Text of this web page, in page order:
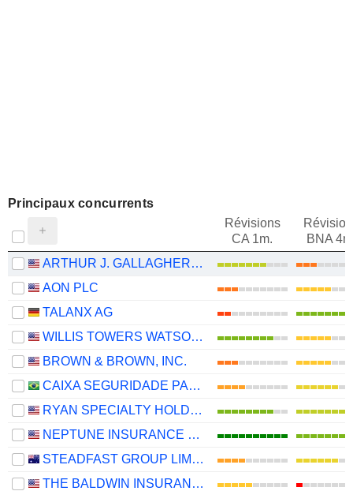
Principaux concurrents
Révisions
CA 1m.
BNA
ARTHUR J. GALLAGHER & CO.
AON PLC
TALANX AG
WILLIS TOWERS WATSON PUBLIC LIMITED COMPANY
BROWN & BROWN, INC.
CAIXA SEGURIDADE PARTICIPAÇÕES S.A.
RYAN SPECIALTY HOLDINGS, INC.
NEPTUNE INSURANCE HOLDINGS INC.
STEADFAST GROUP LIMITED
THE BALDWIN INSURANCE GROUP, INC.